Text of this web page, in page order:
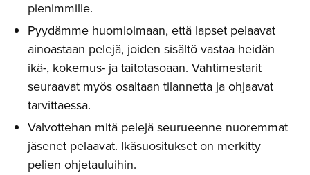
pienimmille.
Pyydämme huomioimaan, että lapset pelaavat
ainoastaan pelejä, joiden sisältö vastaa heidän
ikä-, kokemus- ja taitotasoaan. Vahtimestarit
seuraavat myös osaltaan tilannetta ja ohjaavat
tarvittaessa.
Valvottehan mitä pelejä seurueenne nuoremmat
jäsenet pelaavat. Ikäsuositukset on merkitty
pelien ohjetauluihin.